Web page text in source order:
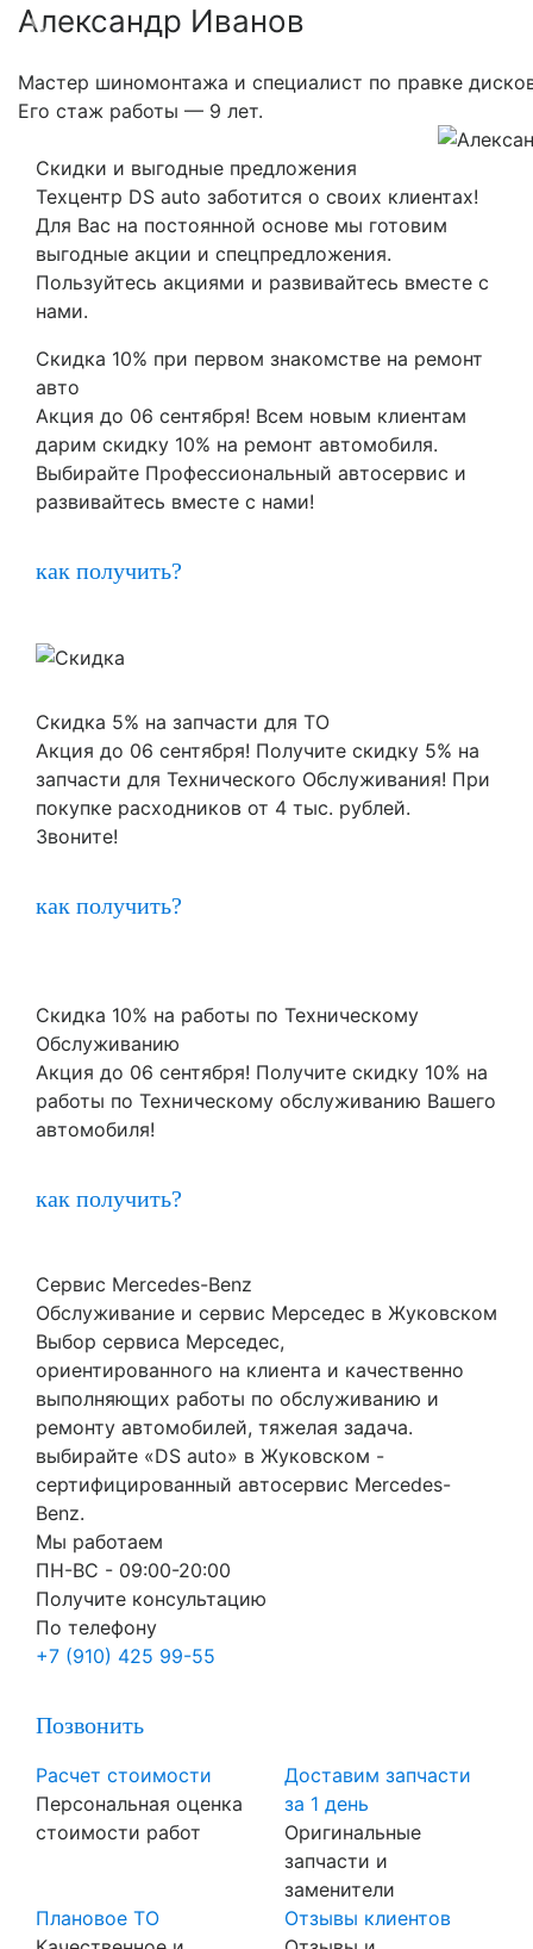
Александр Иванов
Мастер шиномонтажа и специалист по правке
Его стаж работы — 9 лет.
Previous
Скидки и выгодные предложения
Техцентр DS auto заботится о своих клиентах!
Для Вас на постоянной основе мы готовим
выгодные акции и спецпредложения.
Пользуйтесь акциями и развивайтесь вместе с
нами.
Скидка 10% при первом знакомстве на ремонт
авто
Акция до 06 сентября! Всем новым клиентам
дарим скидку 10% на ремонт автомобиля.
Выбирайте Профессиональный автосервис и
развивайтесь вместе с нами!
как получить?
Скидка 5% на запчасти для ТО
Акция до 06 сентября! Получите скидку 5% на
запчасти для Технического Обслуживания! При
покупке расходников от 4 тыс. рублей.
Звоните!
как получить?
Скидка 10% на работы по Техническому
Обслуживанию
Акция до 06 сентября! Получите скидку 10% на
работы по Техническому обслуживанию Вашего
автомобиля!
как получить?
Сервис Mercedes-Benz
Обслуживание и сервис Мерседес в Жуковском
Выбор сервиса Мерседес,
ориентированного на клиента и качественно
выполняющих работы по обслуживанию и
ремонту автомобилей, тяжелая задача.
выбирайте «DS auto» в Жуковском -
сертифицированный автосервис Mercedes-
Benz.
Мы работаем
ПН-ВC - 09:00-20:00
Получите консультацию
По телефону
+7 (910) 425 99-55
Позвонить
Расчет стоимости
Персональная оценка
стоимости работ
Доставим запчасти
за 1 день
Оригинальные
запчасти и
заменители
Плановое ТО
Отзывы клиентов